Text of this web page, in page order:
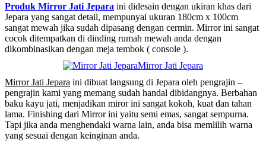
Produk Mirror Jati Jepara ini didesain dengan ukiran khas dari
Jepara yang sangat detail, mempunyai ukuran 180cm x 100cm
sangat mewah jika sudah dipasang dengan cermin. Mirror ini sangat
cocok ditempatkan di dinding rumah mewah anda dengan
dikombinasikan dengan meja tembok ( console ).
Mirror Jati Jepara
Mirror Jati Jepara ini dibuat langsung di Jepara oleh pengrajin –
pengrajin kami yang memang sudah handal dibidangnya. Berbahan
baku kayu jati, menjadikan miror ini sangat kokoh, kuat dan tahan
lama. Finishing dari Mirror ini yaitu semi emas, sangat sempurna.
Tapi jika anda menghendaki warna lain, anda bisa memlilih warna
yang sesuai dengan keinginan anda.